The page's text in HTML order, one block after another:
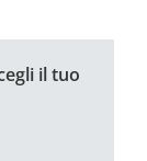
il tuo